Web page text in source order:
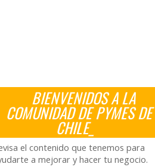
BIENVENIDOS A LA
COMUNIDAD DE PYMES DE
CHILE_
el contenido que tenemos para
a mejorar y hacer tu negocio.